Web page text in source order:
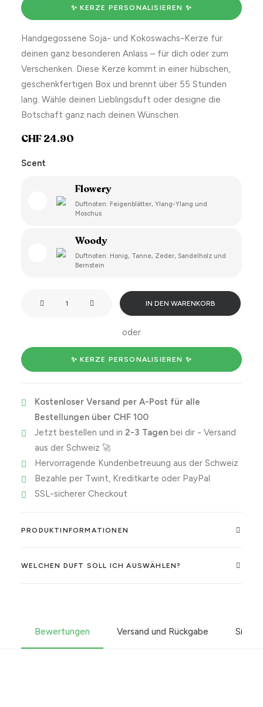
✨ KERZE PERSONALISIEREN ✨
Handgegossene Soja- und Kokoswachs-Kerze für
deinen ganz besonderen Anlass – für dich oder zum
Verschenken. Diese Kerze kommt in einer hübschen,
geschenkfertigen Box und brennt über 55 Stunden
lang. Wähle deinen Lieblingsduft oder designe die
Botschaft ganz nach deinen Wünschen.
CHF24.90
Scent
Flowery
Duftnoten: Feigenblätter, Ylang-Ylang und
Moschus
Woody
Duftnoten: Honig, Tanne, Zeder, Sandelholz und
Bernstein
but
you
buy
books
Menge
IN DEN WARENKORB
oder
✨ KERZE PERSONALISIEREN ✨
Kostenloser Versand per A-Post für alle
Bestellungen über CHF 100
Jetzt bestellen und in 2-3 Tagenbei dir - Versand
aus der Schweiz 🚀
Hervorragende Kundenbetreuung aus der Schweiz
Bezahle per Twint, Kreditkarte oder PayPal
SSL-sicherer Checkout
PRODUKTINFORMATIONEN
WELCHEN DUFT SOLL ICH AUSWÄHLEN?
Bewertungen Versand und Rückgabe